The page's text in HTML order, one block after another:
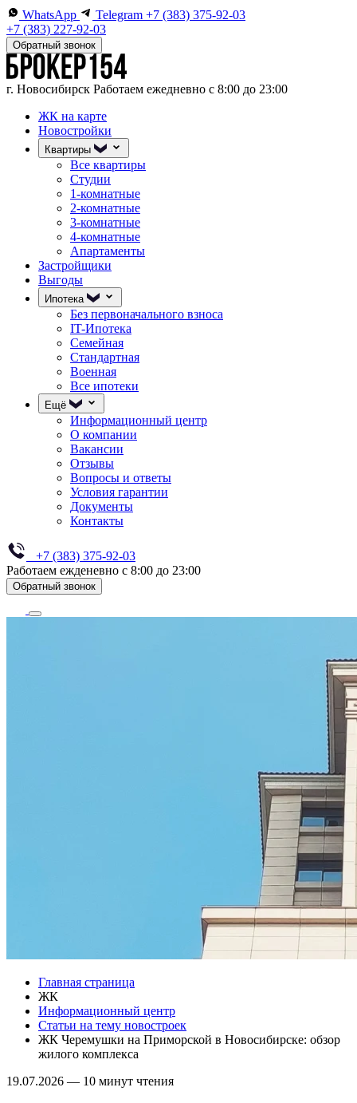
WhatsApp Telegram +7 (383) 375-92-03
+7 (383) 227-92-03
Обратный звонок
г. Новосибирск Работаем ежедневно с 8:00 до 23:00
ЖК на карте
Новостройки
Квартиры
Все квартиры
Студии
1-комнатные
2-комнатные
3-комнатные
4-комнатные
Апартаменты
Застройщики
Выгоды
Ипотека
Без первоначального взноса
IT-Ипотека
Семейная
Стандартная
Военная
Все ипотеки
Ещё
Информационный центр
О компании
Вакансии
Отзывы
Вопросы и ответы
Условия гарантии
Документы
Контакты
+7 (383) 375-92-03
Работаем ежденевно с 8:00 до 23:00
Обратный звонок
Главная страница
ЖК
Информационный центр
Статьи на тему новостроек
ЖК Черемушки на Приморской в Новосибирске: обзор
жилого комплекса
19.07.2026 — 10 минут чтения